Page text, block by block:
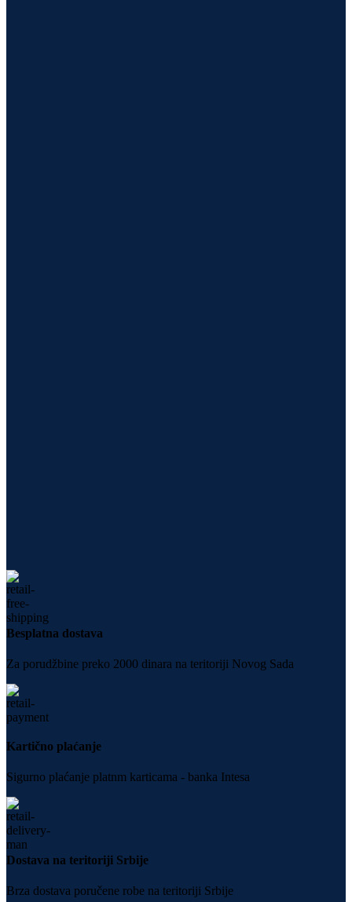
Besplatna dostava
Za porudžbine preko 2000 dinara na teritoriji Novog Sada
Kartično plaćanje
Sigurno plaćanje platnm karticama - banka Intesa
Dostava na teritoriji Srbije
Brza dostava poručene robe na teritoriji Srbije